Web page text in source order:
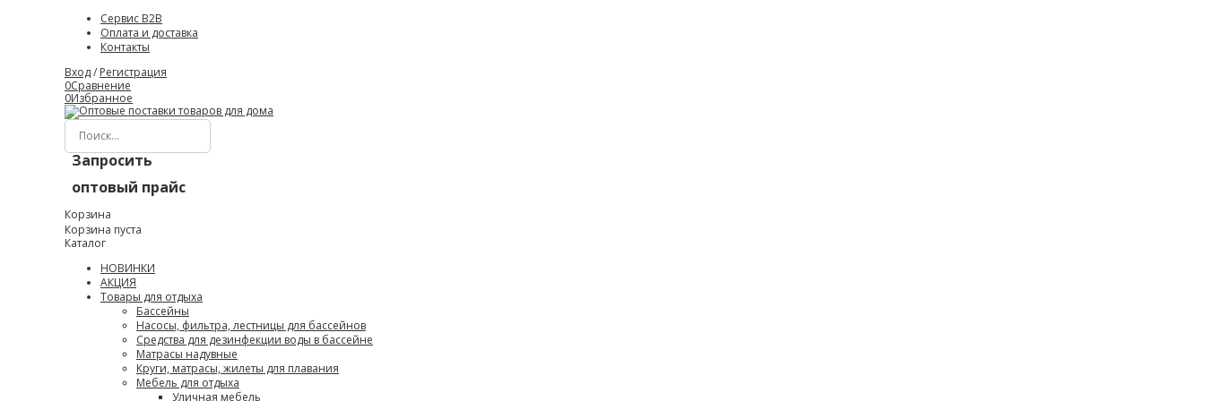
Сервис B2B
Оплата и доставка
Контакты
Вход/ Регистрация
0Сравнение
0Избранное
Запросить
оптовый прайс
Корзина
Корзина пуста
Каталог
НОВИНКИ
АКЦИЯ
Товары для отдыха
Бассейны
Насосы, фильтра, лестницы для бассейнов
Средства для дезинфекции воды в бассейне
Матрасы надувные
Круги, матрасы, жилеты для плавания
Мебель для отдыха
Уличная мебель